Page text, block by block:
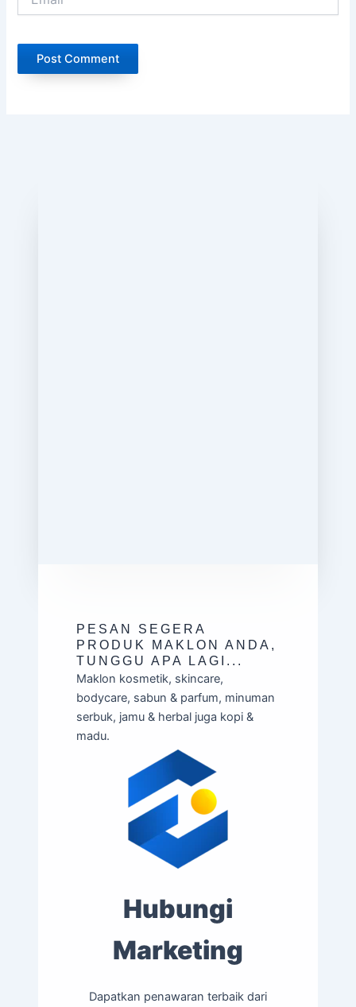
PESAN SEGERA
PRODUK MAKLON ANDA,
TUNGGU APA LAGI...
Maklon kosmetik, skincare,
bodycare, sabun & parfum, minuman
serbuk, jamu & herbal juga kopi &
madu.
Hubungi
Marketing
Dapatkan penawaran terbaik dari